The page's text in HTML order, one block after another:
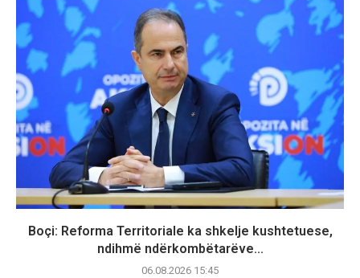
Boçi: Reforma Territoriale ka shkelje kushtetuese,
ndihmë ndërkombëtarëve...
06.08.2026 15:45